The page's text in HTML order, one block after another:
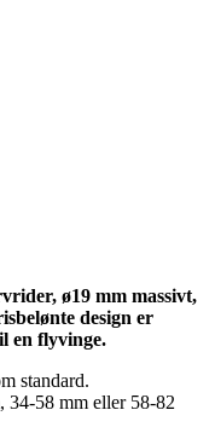
ø19 mm massivt,
design er
en flyvinge.
standard.
34-58 mm eller 58-82